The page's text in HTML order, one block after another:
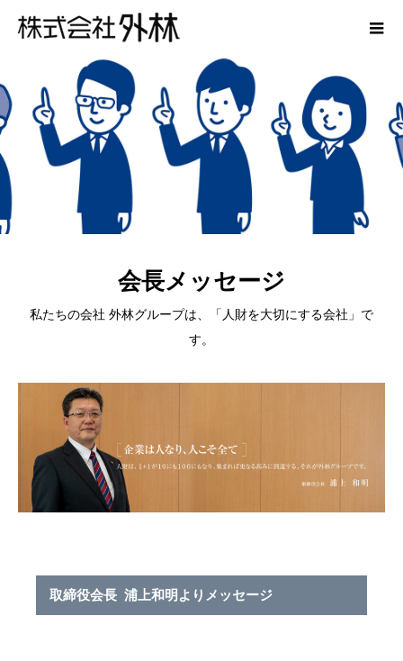
会長メッセージ
私たちの会社 外林グループは、「人財を大切にする会社」で
す。
取締役会長 浦上和明よりメッセージ